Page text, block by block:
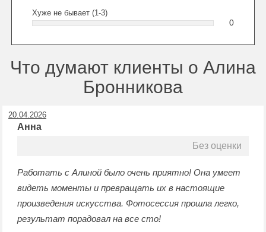
Хуже не бывает (1-3)
0
Что думают клиенты о Алина
Бронникова
20.04.2026
Анна
Без оценки
Работать с Алиной было очень приятно! Она умеет
видеть моменты и превращать их в настоящие
произведения искусства. Фотосессия прошла легко,
результат порадовал на все сто!